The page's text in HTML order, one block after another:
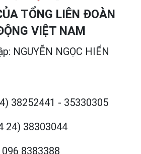
TỔNG LIÊN ĐOÀN
VIỆT NAM
NGUYỄN NGỌC HIỂN
38252441 - 35330305
24) 38303044
096 8383388